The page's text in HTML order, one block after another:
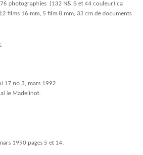
photographies (132 N& B et 44 couleur) ca
12 films 16 mm, 5 film 8 mm, 33 cm de documents
17 no 3, mars 1992
le Madelinot:
1990 pages 5 et 14.